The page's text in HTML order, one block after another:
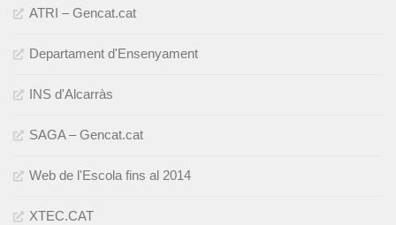
ATRI – Gencat.cat
Departament d'Ensenyament
INS d'Alcarràs
SAGA – Gencat.cat
Web de l'Escola fins al 2014
XTEC.CAT